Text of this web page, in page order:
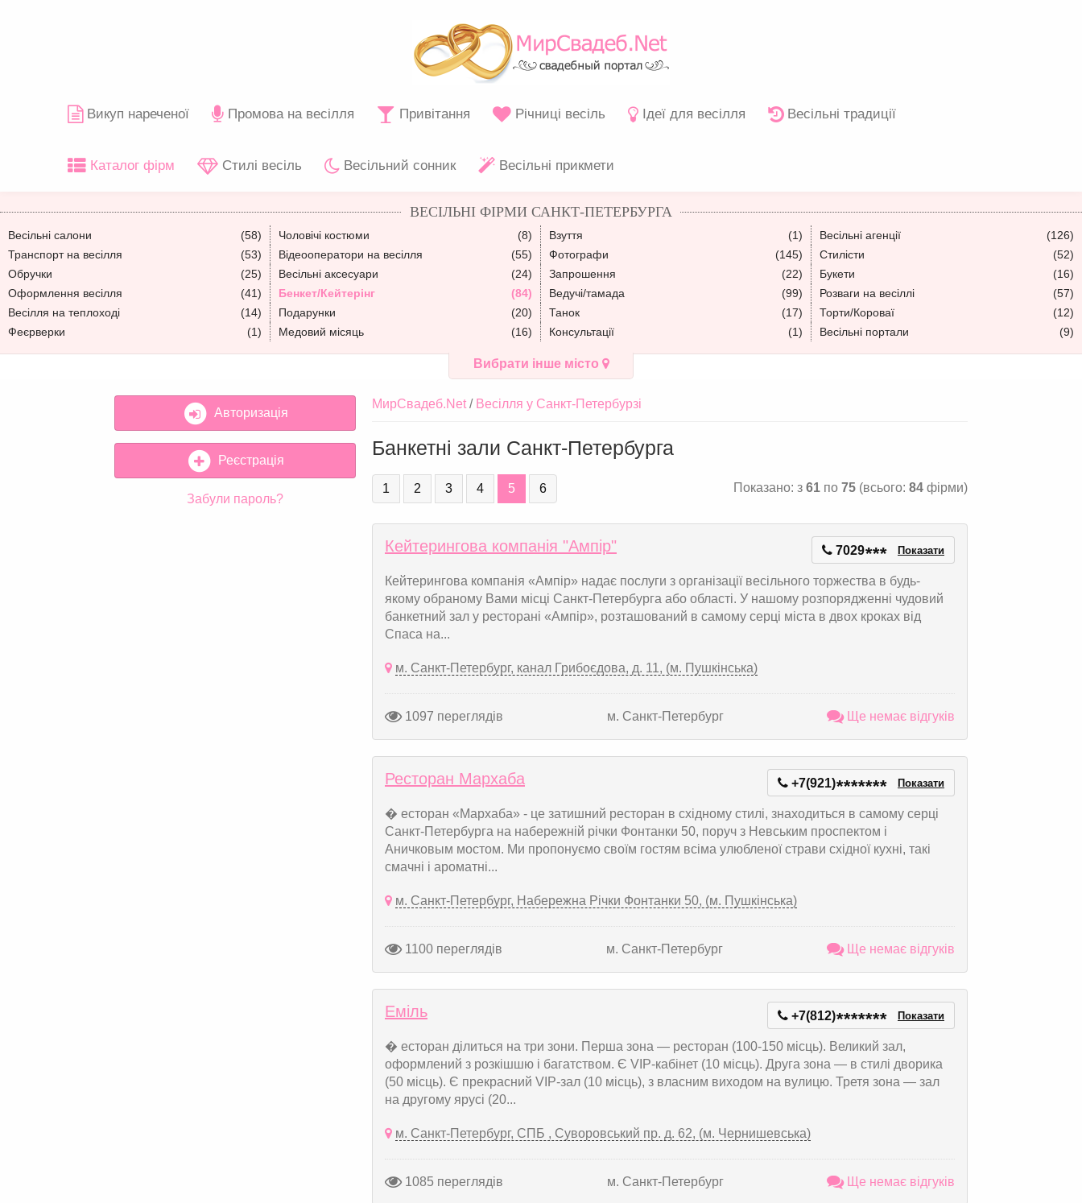
Викуп нареченої Промова на весілля Привітання Річниці весіль Ідеї для весілля Весільні традиції
Каталог фірм Стилі весіль Весільний сонник Весільні прикмети
ВЕСІЛЬНІ ФІРМИ САНКТ-ПЕТЕРБУРГА
Весільні салони (58) Чоловічі костюми (8) Взуття (1) Весільні агенції
(126)
Транспорт на весілля
(53) Відеооператори на весілля (55) Фотографи (145) Стилісти
(52)
Обручки
(25) Весільні аксесуари (24) Запрошення (22) Букети
(16)
Оформлення весілля
(41) Бенкет/Кейтерінг (84) Ведучі/тамада (99) Розваги на весіллі
(57)
Весілля на теплоході
(14) Подарунки (20) Танок (17) Торти/Короваї
(12)
Феєрверки
(1) Медовий місяць (16) Консультації (1) Весільні портали (9)
Вибрати інше місто
МирСвадеб.Net Весілля у Санкт-Петербурзі
Банкетні зали Санкт-Петербурга
1 2 3 4 5 6 Показано: з 61 по 75 (всього: 84 фірми)
Кейтерингова компанія "Ампір" 7029*** Показати
Кейтерингова компанія «Ампір» надає послуги з організації весільного торжества в будь-
якому обраному Вами місці Санкт-Петербурга або області. У нашому розпорядженні чудовий
банкетний зал у ресторані «Ампір», розташований в самому серці міста в двох кроках від
Спаса на...
м. Санкт-Петербург, канал Грибоєдова, д. 11, (м. Пушкінська)
1097 переглядів м. Санкт-Петербург Ще немає відгуків
Ресторан Мархаба +7(921)******* Показати
� есторан «Мархаба» - це затишний ресторан в східному стилі, знаходиться в самому серці
Санкт-Петербурга на набережній річки Фонтанки 50, поруч з Невським проспектом і
Аничковым мостом. Ми пропонуємо своїм гостям всіма улюбленої страви східної кухні, такі
смачні і ароматні...
м. Санкт-Петербург, Набережна Річки Фонтанки 50, (м. Пушкінська)
1100 переглядів м. Санкт-Петербург Ще немає відгуків
Еміль +7(812)******* Показати
� есторан ділиться на три зони. Перша зона — ресторан (100-150 місць). Великий зал,
оформлений з розкішшю і багатством. Є VIP-кабінет (10 місць). Друга зона — в стилі дворика
(50 місць). Є прекрасний VIP-зал (10 місць), з власним виходом на вулицю. Третя зона — зал
на другому ярусі (20...
м. Санкт-Петербург, СПБ , Суворовський пр. д. 62, (м. Чернишевська)
1085 переглядів м. Санкт-Петербург Ще немає відгуків
Авторизація
Реєстрація
Забули пароль?